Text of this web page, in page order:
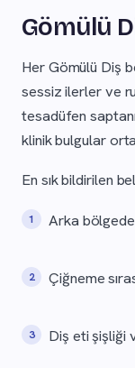
Gömülü
Her Gömülü Diş
sessiz ilerler ve
tesadüfen
klinik bulgular
En sık bildirilen
Arka
Çiğneme
Diş eti şişliği